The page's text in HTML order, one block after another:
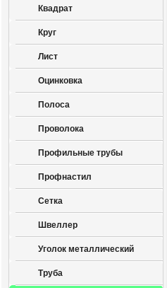
Квадрат
Круг
Лист
Оцинковка
Полоса
Проволока
Профильные трубы
Профнастил
Сетка
Швеллер
Уголок металлический
Труба